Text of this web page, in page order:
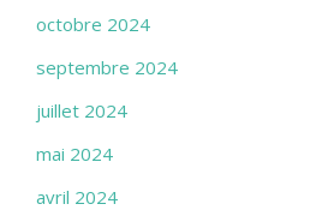
octobre 2024
septembre 2024
juillet 2024
mai 2024
avril 2024